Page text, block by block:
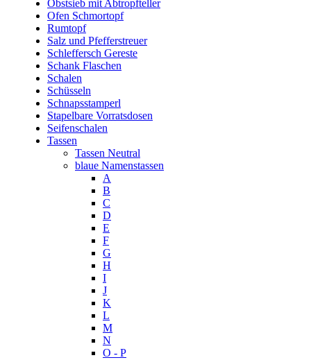
Obstsieb mit Abtropfteller
Ofen Schmortopf
Rumtopf
Salz und Pfefferstreuer
Schleffersch Gereste
Schank Flaschen
Schalen
Schüsseln
Schnapsstamperl
Stapelbare Vorratsdosen
Seifenschalen
Tassen
Tassen Neutral
blaue Namenstassen
A
B
C
D
E
F
G
H
I
J
K
L
M
N
O - P